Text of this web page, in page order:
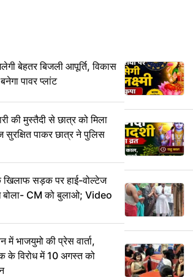
बेहतर बिजली आपूर्ति, विकास
पावर प्लांट
की मुस्तैदी से छात्र को मिला
सुरक्षित पाकर छात्र ने पुलिस
सड़क पर हाई-वोल्टेज
बोला- CM को बुलाओ; Video
में भाजयुमो की प्रेस वार्ता,
के विरोध में 10 अगस्त को